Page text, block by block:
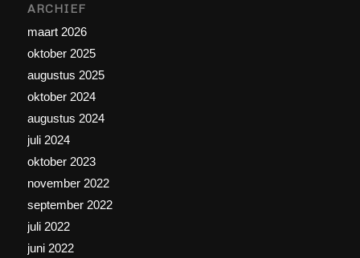
ARCHIEF
maart 2026
oktober 2025
augustus 2025
oktober 2024
augustus 2024
juli 2024
oktober 2023
november 2022
september 2022
juli 2022
juni 2022